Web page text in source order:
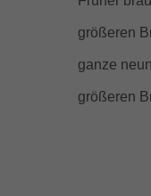
größeren
ganze
größeren